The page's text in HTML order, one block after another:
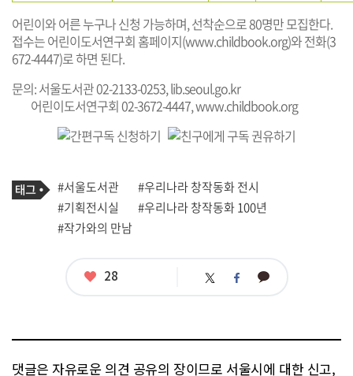
어린이와 어른 누구나 신청 가능하며, 선착순으로 80명만 모집한다.
접수는 어린이도서연구회 홈페이지(www.childbook.org)와 전화(3
672-4447)로 하면 된다.
문의: 서울도서관 02-2133-0253,lib.seoul.go.kr
어린이도서연구회 02-3672-4447,www.childbook.org
기
사
관
련
태
태
그
#서울도서관
#우리나라 창작동화 전시
#기획전시실
#우리나라 창작동화 100년
#작가와의 만남
좋
28 트 페 카
댓글은 자유로운 의견 공유의 장이므로 서울시에 대한 신고,